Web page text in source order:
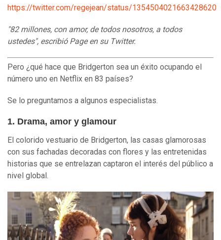
https://twitter.com/regejean/status/1354504021663428620
"82 millones, con amor, de todos nosotros, a todos
ustedes", escribió Page en su Twitter.
Pero ¿qué hace que Bridgerton sea un éxito ocupando el
número uno en Netflix en 83 países?
Se lo preguntamos a algunos especialistas.
1. Drama, amor y glamour
El colorido vestuario de Bridgerton, las casas glamorosas
con sus fachadas decoradas con flores y las entretenidas
historias que se entrelazan captaron el interés del público a
nivel global.